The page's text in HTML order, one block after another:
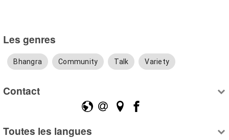
Les genres
Bhangra Community Talk Variety
Contact
Toutes les langues